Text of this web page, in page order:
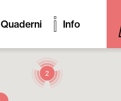
Quaderni Info
2